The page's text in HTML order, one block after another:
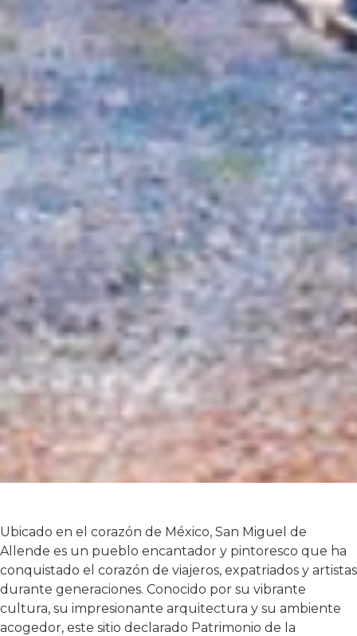
Ubicado en el corazón de México, San Miguel de
Allende es un pueblo encantador y pintoresco que ha
conquistado el corazón de viajeros, expatriados y artistas
durante generaciones. Conocido por su vibrante
cultura, su impresionante arquitectura y su ambiente
acogedor, este sitio declarado Patrimonio de la